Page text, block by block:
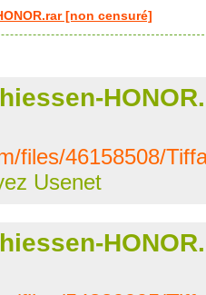
[non censuré]
files/46158508/
Usenet